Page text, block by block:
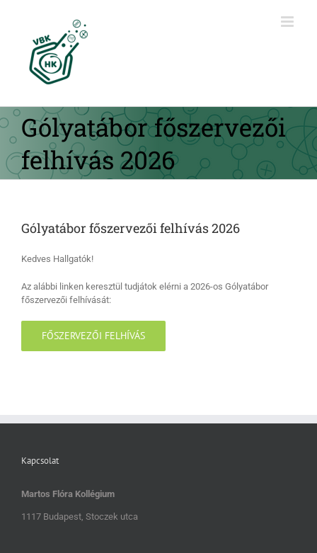
Gólyatábor főszervezői
felhívás 2026
Gólyatábor főszervezői felhívás 2026
Kedves Hallgatók!
Az alábbi linken keresztül tudjátok elérni a 2026-os Gólyatábor
főszervezői felhívását:
FŐSZERVEZŐI FELHÍVÁS
Kapcsolat
Martos Flóra Kollégium
1117 Budapest, Stoczek utca